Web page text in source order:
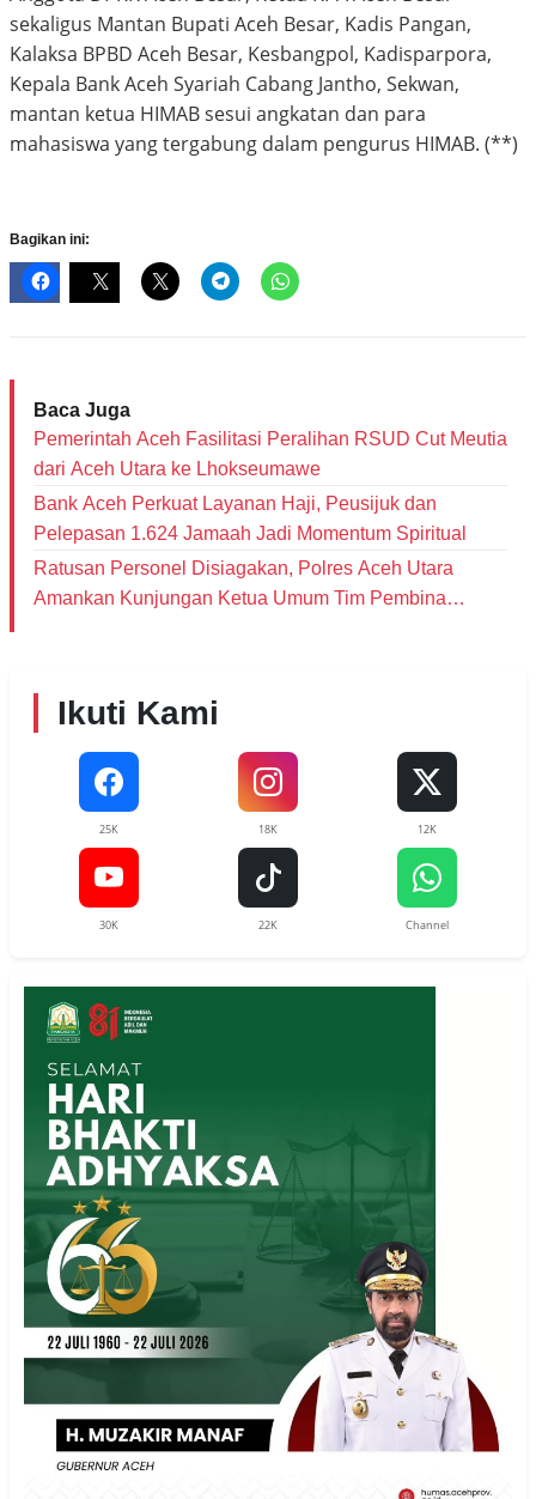
sekaligus Mantan Bupati Aceh Besar, Kadis Pangan,
Kalaksa BPBD Aceh Besar, Kesbangpol, Kadisparpora,
Kepala Bank Aceh Syariah Cabang Jantho, Sekwan,
mantan ketua HIMAB sesui angkatan dan para
mahasiswa yang tergabung dalam pengurus HIMAB. (**)
Bagikan ini:
Baca Juga
Pemerintah Aceh Fasilitasi Peralihan RSUD Cut Meutia
dari Aceh Utara ke Lhokseumawe
Bank Aceh Perkuat Layanan Haji, Peusijuk dan
Pelepasan 1.624 Jamaah Jadi Momentum Spiritual
Ratusan Personel Disiagakan, Polres Aceh Utara
Amankan Kunjungan Ketua Umum Tim Pembina
Ikuti Kami
25K 18K 12K
30K 22K Channel